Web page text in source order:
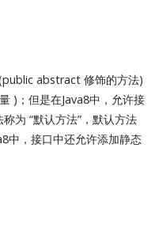
abstract 修饰的方法)
)；但是在Java8中，允许接
为 “默认方法”，默认方法
中，接口中还允许添加静态